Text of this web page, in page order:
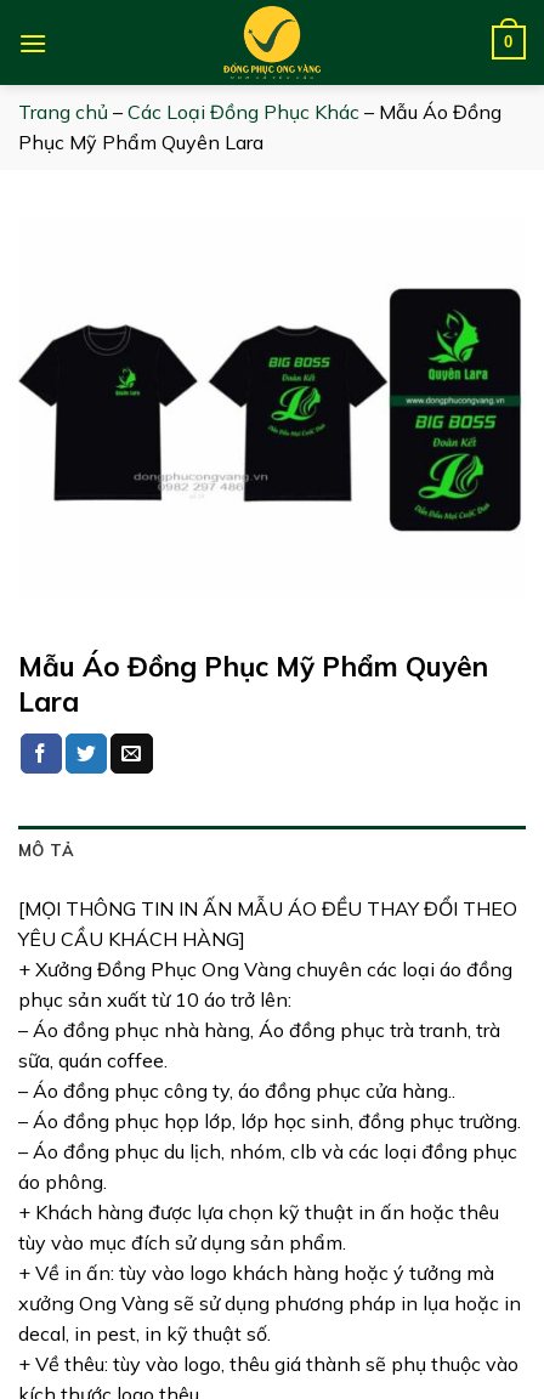
0
Trang chủ – Các Loại Đồng Phục Khác – Mẫu Áo Đồng
Phục Mỹ Phẩm Quyên Lara
Mẫu Áo Đồng Phục Mỹ Phẩm Quyên
Lara
MÔ TẢ
[MỌI THÔNG TIN IN ẤN MẪU ÁO ĐỀU THAY ĐỔI THEO
YÊU CẦU KHÁCH HÀNG]
+ Xưởng Đồng Phục Ong Vàng chuyên các loại áo đồng
phục sản xuất từ 10 áo trở lên:
– Áo đồng phục nhà hàng, Áo đồng phục trà tranh, trà
sữa, quán coffee.
– Áo đồng phục công ty, áo đồng phục cửa hàng..
– Áo đồng phục họp lớp, lớp học sinh, đồng phục trường.
– Áo đồng phục du lịch, nhóm, clb và các loại đồng phục
áo phông.
+ Khách hàng được lựa chọn kỹ thuật in ấn hoặc thêu
tùy vào mục đích sử dụng sản phẩm.
+ Về in ấn: tùy vào logo khách hàng hoặc ý tưởng mà
xưởng Ong Vàng sẽ sử dụng phương pháp in lụa hoặc in
decal, in pest, in kỹ thuật số.
+ Về thêu: tùy vào logo, thêu giá thành sẽ phụ thuộc vào
kích thước logo thêu.